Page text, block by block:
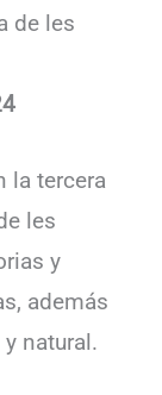
de les
la tercera
les
y
además
natural.